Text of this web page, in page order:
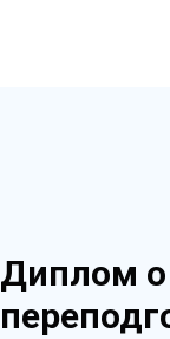
Диплом о